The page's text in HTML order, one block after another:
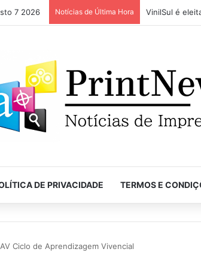
7 2026 Notícias de Última Hora
DE PRIVACIDADE TERMOS E
Ciclo de Aprendizagem Vivencial